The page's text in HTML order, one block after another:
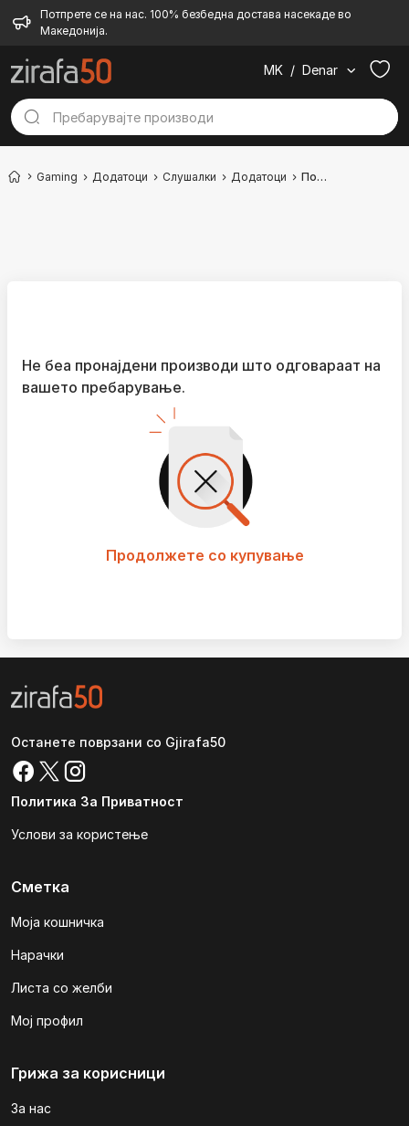
Потпрете се на нас. 100% безбедна достава насекаде во
Македонија.
MK / Denar
Gaming Додатоци Слушалки Додатоци Полначи
Не беа пронајдени производи што одговараат на
вашето пребарување.
Продолжете со купување
Останете поврзани со Gjirafa50
Политика За Приватност
Услови за користење
Сметка
Моја кошничка
Нарачки
Листа со желби
Мој профил
Грижа за корисници
За нас